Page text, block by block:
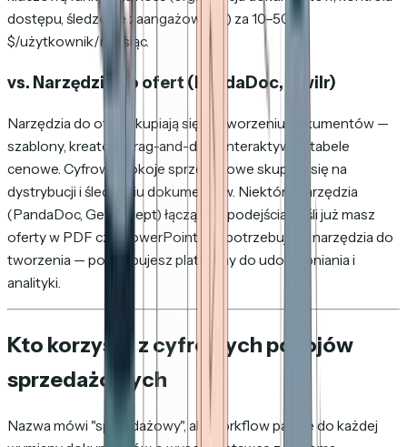
dostępu, śledzenie zaangażowania) za 10–50
$/użytkownik/miesiąc.
vs. Narzędzia do ofert (PandaDoc, Qwilr)
Narzędzia do ofert skupiają się na tworzeniu dokumentów —
szablony, kreatory drag-and-drop, interaktywne tabele
cenowe. Cyfrowe pokoje sprzedażowe skupiają się na
dystrybucji i śledzeniu dokumentów. Niektóre narzędzia
(PandaDoc, GetAccept) łączą oba podejścia. Jeśli już masz
oferty w PDF czy PowerPoint, nie potrzebujesz narzędzia do
tworzenia — potrzebujesz platformy do udostępniania i
analityki.
Kto korzysta z cyfrowych pokojów
sprzedażowych
Nazwa mówi "sprzedażowy", ale workflow pasuje do każdej